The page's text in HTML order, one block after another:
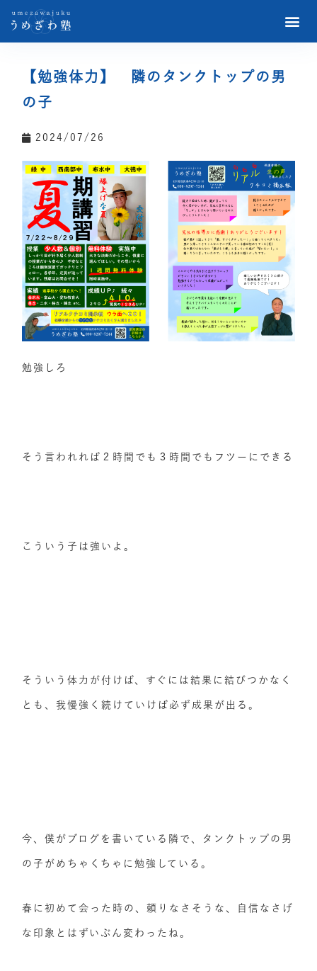
【勉強体力】 隣のタンクトップの男
の子
2024/07/26
勉強しろ
そう言われれば２時間でも３時間でもフツーにできる
こういう子は強いよ。
そういう体力が付けば、すぐには結果に結びつかなく
とも、我慢強く続けていけば必ず成果が出る。
今、僕がブログを書いている隣で、タンクトップの男
の子がめちゃくちゃに勉強している。
春に初めて会った時の、頼りなさそうな、自信なさげ
な印象とはずいぶん変わったね。